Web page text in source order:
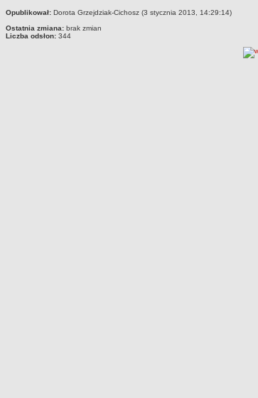
Opublikował: Dorota Grzejdziak-Cichosz (3 stycznia 2013, 14:29:14)
Ostatnia zmiana: brak zmian
Liczba odsłon: 344